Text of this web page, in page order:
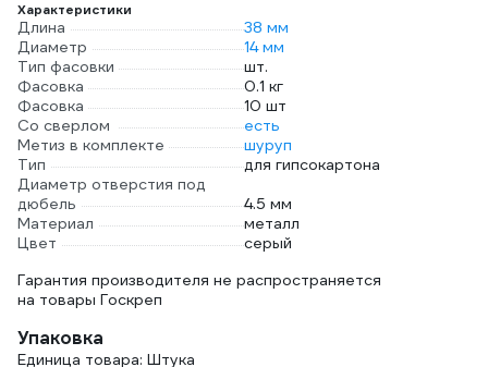
Характеристики
Длина
38 мм
Диаметр
14 мм
Тип фасовки
шт.
Фасовка
0.1 кг
Фасовка
10 шт
Со сверлом
есть
Метиз в комплекте
шуруп
Тип
для гипсокартона
Диаметр отверстия под
дюбель
4.5 мм
Материал
металл
Цвет
серый
Гарантия производителя не распространяется
на товары Госкреп
Упаковка
Единица товара: Штука